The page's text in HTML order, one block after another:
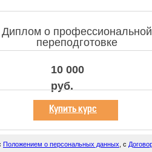
Диплом о профессиональной
переподготовке
10 000
руб.
Купить курс
Положением о персональных данных , с